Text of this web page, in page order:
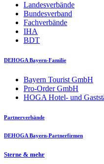
Landesverbände
Bundesverband
Fachverbände
IHA
BDT
DEHOGA Bayern-Familie
Bayern Tourist GmbH
Pro-Order GmbH
HOGA Hotel- und
Partnerverbände
DEHOGA Bayern-Partnerfirmen
Sterne & mehr